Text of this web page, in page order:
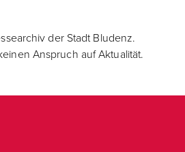
der Stadt Bludenz.
Anspruch auf Aktualität.